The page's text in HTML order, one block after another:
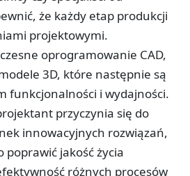
że każdy etap produkcji
projektowymi.
oprogramowanie CAD,
3D, które następnie są
funkcjonalności i wydajności.
przyczynia się do
innowacyjnych rozwiązań,
poprawić jakość życia
różnych procesów